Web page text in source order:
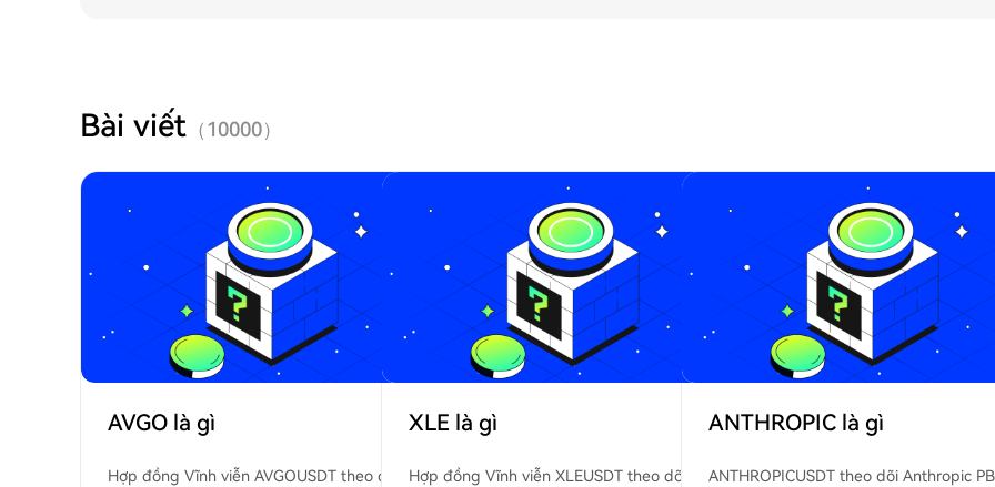
Bài viết （10000）
AVGO là gì
Hợp đồng Vĩnh viễn AVGOUSDT theo dõi giá
XLE là gì
Hợp đồng Vĩnh viễn XLEUSDT theo dõi giá
ANTHROPIC là gì
ANTHROPICUSDT theo dõi Anthropic